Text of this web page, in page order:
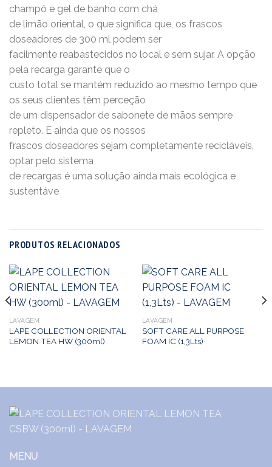
champô e gel de banho com chá
de limão oriental, o que significa que, os frascos
doseadores de 300 ml podem ser
facilmente reabastecidos no local e sem sujar. A opção
pela recarga garante que o
custo total se mantém reduzido ao mesmo tempo que
os seus clientes têm perceção
de um dispensador de sabonete de mãos sempre
repleto. E ainda que os nossos
frascos doseadores sejam completamente recicláveis,
optar pelo sistema
de recargas é uma solução ainda mais ecológica e
sustentáve
PRODUTOS RELACIONADOS
LAVAGEM
LAPE COLLECTION ORIENTAL
LEMON TEA HW (300ml)
LAVAGEM
SOFT CARE ALL PURPOSE
FOAM IC (1,3Lts)
MENU